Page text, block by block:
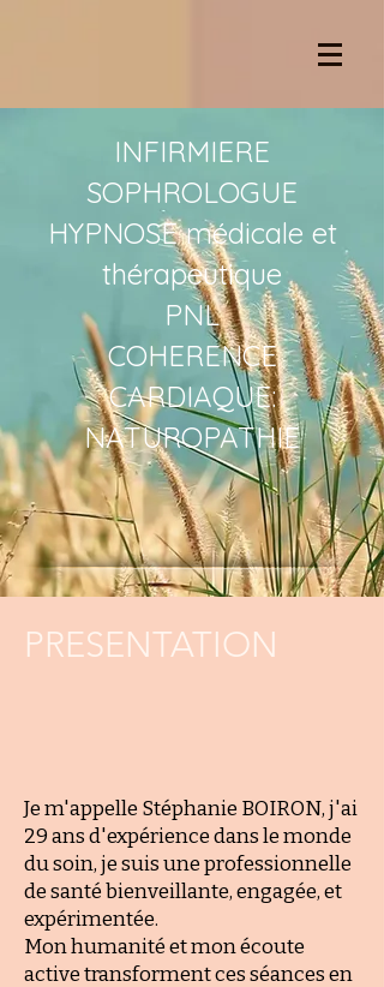
INFIRMIERE
SOPHROLOGUE
HYPNOSE médicale et
thérapeutique
PNL
COHERENCE
CARDIAQUE:
NATUROPATHIE
PRESENTATION
Je m'appelle Stéphanie BOIRON, j'ai
29 ans d'expérience dans le monde
du soin, je suis une professionnelle
de santé bienveillante, engagée, et
expérimentée.
Mon humanité et mon écoute
active transforment ces séances en